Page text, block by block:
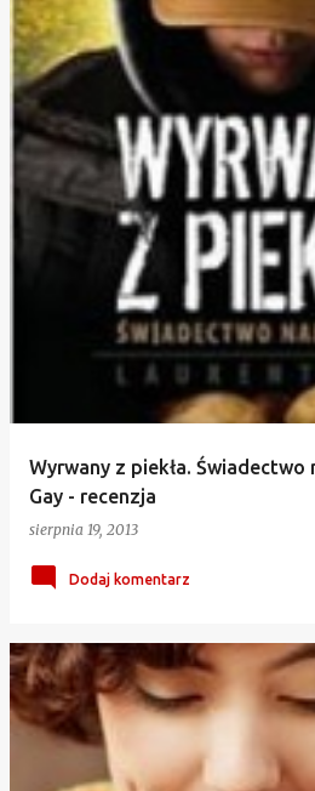
Wyrwany z piekła.
Gay - recenzja
sierpnia 19, 2013
Dodaj komentarz